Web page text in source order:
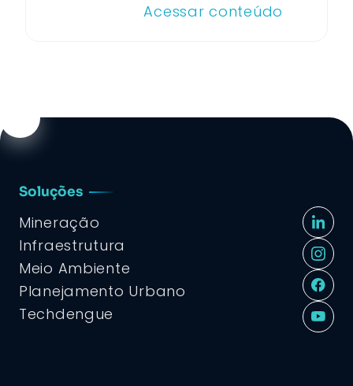
Acessar conteúdo
Soluções
Mineração
Infraestrutura
Meio Ambiente
Planejamento Urbano
Techdengue